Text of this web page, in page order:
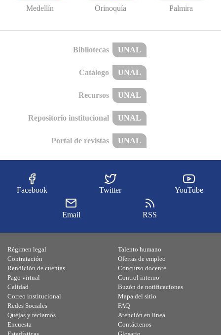
Medellín Orinoquía Palmira
Bibliotecas UNAL
Catálogo UNAL
Recursos UNAL
Repositorio institucional UNAL
Portal de revistas UNAL
Facebook Twitter YouTube
Email RSS
Régimen legal
Contratación
Rendición de cuentas
Pago virtual
Calidad
Talento humano
Ofertas de empleo
Concurso docente
Control interno
Buzón de notificaciones
Correo institucional
Redes Sociales
Quejas y reclamos
Encuesta
Mapa del sitio
FAQ
Atención en línea
Contáctenos